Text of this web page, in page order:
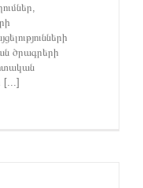
ծրագրերի
[...]